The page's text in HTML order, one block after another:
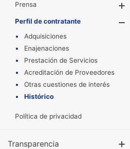
Prensa
Perfil de contratante
Adquisiciones
Enajenaciones
Prestación de Servicios
Acreditación de Proveedores
Otras cuestiones de interés
Histórico
Política de privacidad
Transparencia